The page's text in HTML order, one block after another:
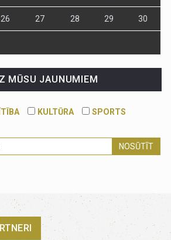
26 27 28 29 30
MŪSU JAUNUMIEM
KULTŪRA
SPORTS
NOSŪTĪT